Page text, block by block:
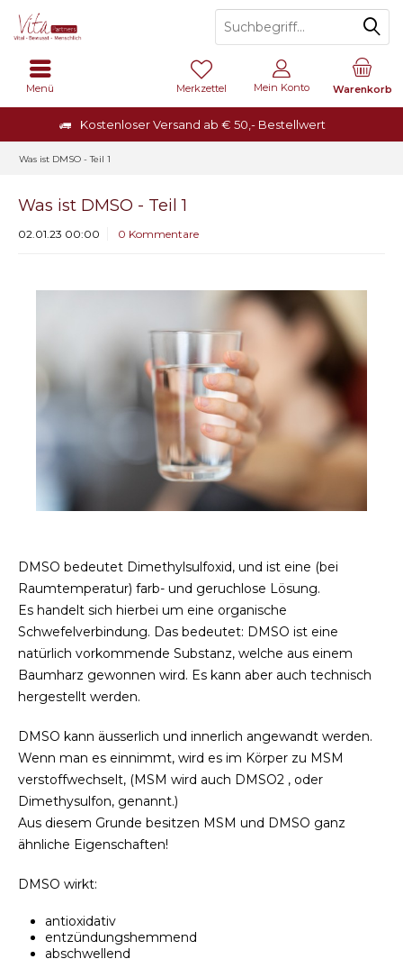
Kostenloser Versand ab € 50,- Bestellwert
Warenkorb
Merkzettel Mein Konto
Menü
Was ist DMSO - Teil 1
Was ist DMSO - Teil 1
02.01.23 00:00 0 Kommentare
DMSO bedeutet Dimethylsulfoxid, und ist eine (bei
Raumtemperatur) farb- und geruchlose Lösung.
Es handelt sich hierbei um eine organische
Schwefelverbindung. Das bedeutet: DMSO ist eine
natürlich vorkommende Substanz, welche aus einem
Baumharz gewonnen wird. Es kann aber auch technisch
hergestellt werden.
DMSO kann äusserlich und innerlich angewandt werden.
Wenn man es einnimmt, wird es im Körper zu MSM
verstoffwechselt, (MSM wird auch DMSO2 , oder
Dimethysulfon, genannt.)
Aus diesem Grunde besitzen MSM und DMSO ganz
ähnliche Eigenschaften!
DMSO wirkt:
antioxidativ
entzündungshemmend
abschwellend